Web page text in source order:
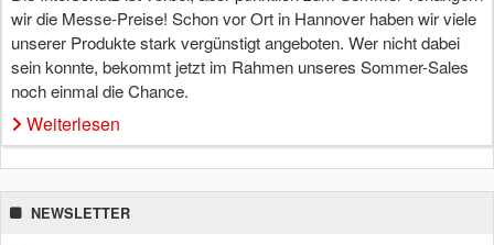
wir die Messe-Preise! Schon vor Ort in Hannover haben wir viele
unserer Produkte stark vergünstigt angeboten. Wer nicht dabei
sein konnte, bekommt jetzt im Rahmen unseres Sommer-Sales
noch einmal die Chance.
Weiterlesen
NEWSLETTER